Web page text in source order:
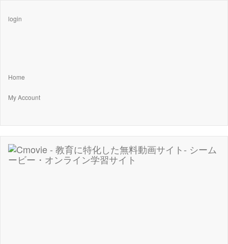
login
Home
My Account